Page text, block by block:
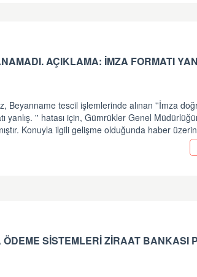
AÇIKLAMA: İMZA FORMATI
Beyanname tescil işlemlerinde alınan ''İmza
yanlış. '' hatası için, Gümrükler Genel
Konuyla ilgili gelişme olduğunda haber
SİSTEMLERİ ZİRAAT BANKASI